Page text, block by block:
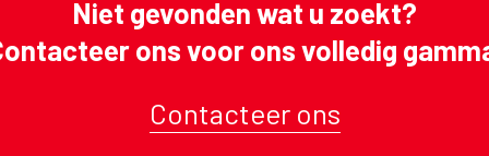
Niet gevonden wat u zoekt?
ons voor ons volledig
Contacteer ons